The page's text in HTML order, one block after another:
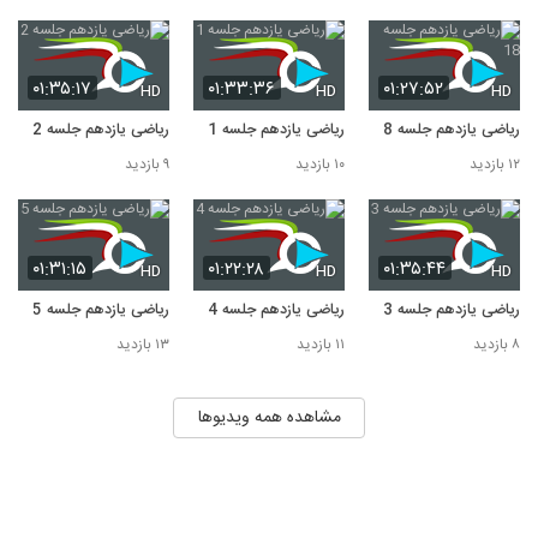
۰۱:۲۷:۵۲ HD
ریاضی یازدهم جلسه 18
۱۲ بازدید
۰۱:۳۳:۳۶ HD
ریاضی یازدهم جلسه 1
۱۰ بازدید
۰۱:۳۵:۱۷ HD
ریاضی یازدهم جلسه 2
۹ بازدید
۰۱:۳۵:۴۴ HD
ریاضی یازدهم جلسه 3
۸ بازدید
۰۱:۲۲:۲۸ HD
ریاضی یازدهم جلسه 4
۱۱ بازدید
۰۱:۳۱:۱۵ HD
ریاضی یازدهم جلسه 5
۱۳ بازدید
مشاهده همه ویدیوها